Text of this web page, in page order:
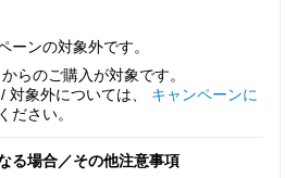
ンの対象外です。
らのご購入が対象です。
象外については、 キャンペーンに
ださい。
る場合／その他注意事項